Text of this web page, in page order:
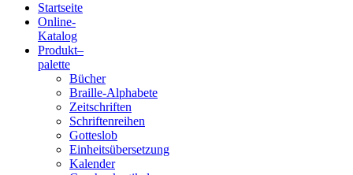
Blindenschrift-
Verlag
Druckerei
Startseite
Online-
Katalog
Produkt–
palette
Bücher
Braille-Alphabete
Zeitschriften
Schriftenreihen
Gotteslob
Einheitsübersetzung
Kalender